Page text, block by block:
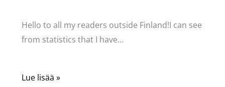
Hello to all my readers outside Finland!I can see
from statistics that I have…
Lue lisää »